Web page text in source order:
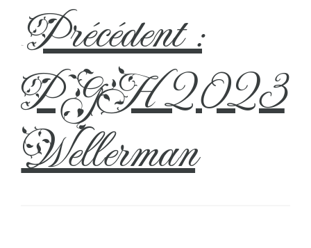
←
Précédent :
PGH 2023
Wellerman